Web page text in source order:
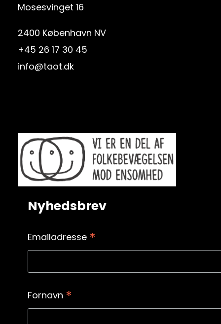
Mosesvinget 16
2400 København NV
+45 26 17 30 45
info@taot.dk
Nyhedsbrev
Emailadresse *
Fornavn *